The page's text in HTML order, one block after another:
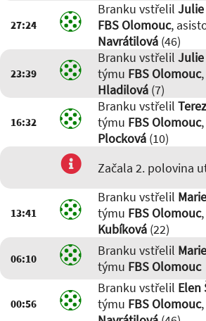
27:24
Branku vstřelil
FBS Olomouc,
Navrátilová(46)
23:39
Branku vstřelil Julie
týmu FBS Olomouc
Hladilová(7)
16:32
Branku vstřelil
týmu FBS Olomouc
Plocková(10)
Začala 2. polovina
13:41
Branku vstřelil
týmu FBS Olomouc
Kubíková(22)
06:10 Branku vstřelil
týmu FBS Olomouc
00:56
Branku vstřelil Elen
týmu FBS Olomouc